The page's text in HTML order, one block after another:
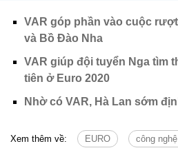
VAR góp phần vào cuộc
và Bồ Đào Nha
VAR giúp đội tuyển Nga tìm
tiên ở Euro 2020
Nhờ có VAR, Hà Lan sớm
Xem thêm về: EURO công